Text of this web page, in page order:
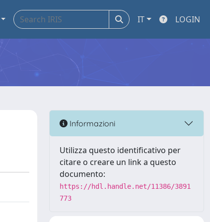
IT LOGIN
Informazioni
Utilizza questo identificativo per
citare o creare un link a questo
documento:
https://hdl.handle.net/11386/3891
773